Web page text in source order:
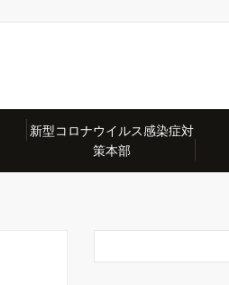
新型コロナウイルス感染症対
策本部